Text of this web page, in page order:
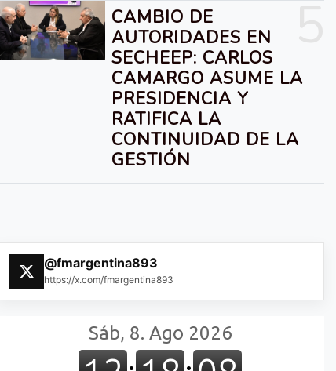
CAMBIO DE
AUTORIDADES EN
SECHEEP: CARLOS
CAMARGO ASUME LA
PRESIDENCIA Y
RATIFICA LA
CONTINUIDAD DE LA
GESTIÓN
@fmargentina893
https://x.com/fmargentina893